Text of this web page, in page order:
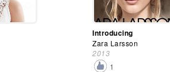
Introducing
Zara Larsson
2013
1